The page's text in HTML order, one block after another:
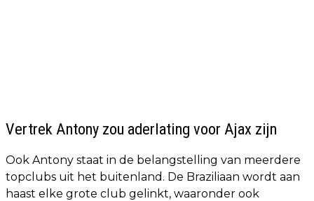
Vertrek Antony zou aderlating voor Ajax zijn
Ook Antony staat in de belangstelling van meerdere
topclubs uit het buitenland. De Braziliaan wordt aan
haast elke grote club gelinkt, waaronder ook